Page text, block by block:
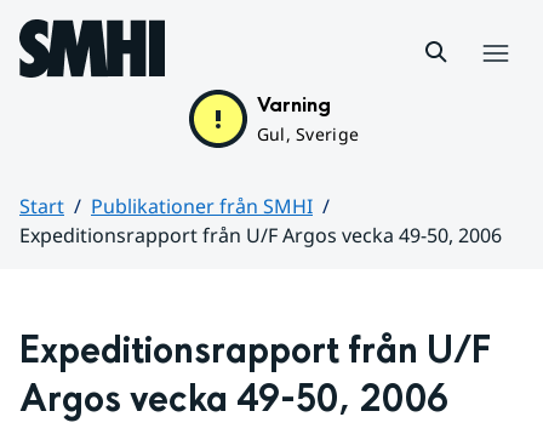
Hoppa till sidans innehåll
Varning
Gul, Sverige
Start
Publikationer från SMHI
Expeditionsrapport från U/F Argos vecka 49-50, 2006
Expeditionsrapport från U/F
Argos vecka 49-50, 2006